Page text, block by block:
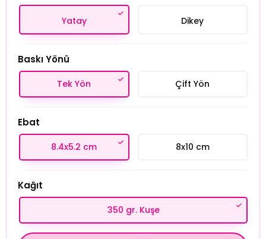
Yatay Dikey
Baskı Yönü
Tek Yön Çift Yön
Ebat
8.4x5.2 cm 8x10 cm
Kağıt
350 gr. Kuşe